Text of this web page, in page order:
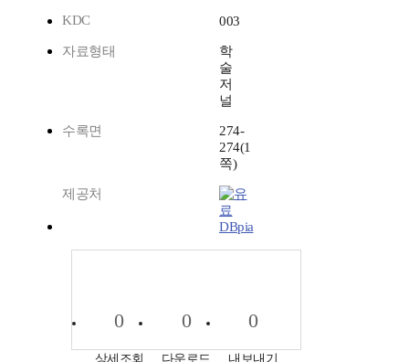
KDC
003
자료형태
학
술
저
널
수록면
274-
274(1
쪽)
제공처
DBpia
0
상세조회
0
다운로드
0
내보내기